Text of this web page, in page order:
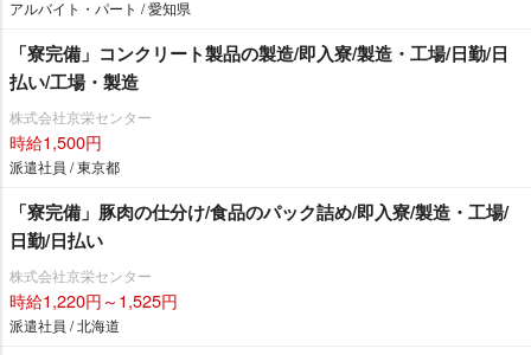
アルバイト・パート / 愛知県
「寮完備」コンクリート製品の製造/即入寮/製造・工場/日勤/日
払い/工場・製造
株式会社京栄センター
時給1,500円
派遣社員 / 東京都
「寮完備」豚肉の仕分け/食品のパック詰め/即入寮/製造・工場/
日勤/日払い
株式会社京栄センター
時給1,220円～1,525円
派遣社員 / 北海道